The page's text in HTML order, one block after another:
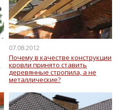
07.08.2012
Почему в качестве конструкции
кровли принято ставить
деревянные стропила, а не
металлические?